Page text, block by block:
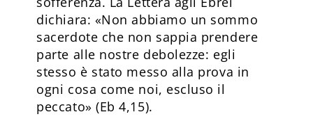
dichiara: «Non abbiamo un sommo
sacerdote che non sappia prendere
parte alle nostre debolezze: egli
stesso è stato messo alla prova in
ogni cosa come noi, escluso il
peccato» (Eb 4,15).